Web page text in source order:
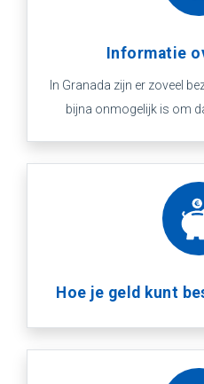
Informatie
In Granada zijn er zoveel
bijna onmogelijk is om
Hoe je geld kunt